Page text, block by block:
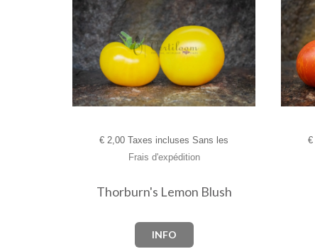
€ 2,00 Taxes incluses Sans les
Frais d'expédition
Thorburn's Lemon Blush
INFO
€